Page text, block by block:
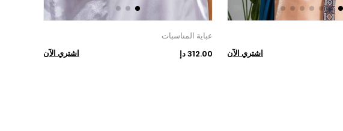
اشتري الآن
عباية المناسبات
312.00 دإ
اشتري الآن